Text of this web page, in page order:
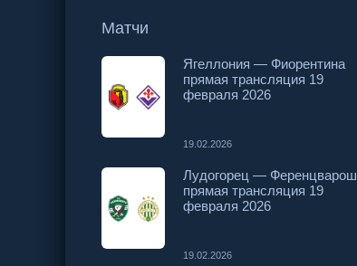
Матчи
Ягеллония — Фиорентина
прямая трансляция 19
февраля 2026
19.02.2026
Лудогорец — Ференцварош
прямая трансляция 19
февраля 2026
19.02.2026
1 серия